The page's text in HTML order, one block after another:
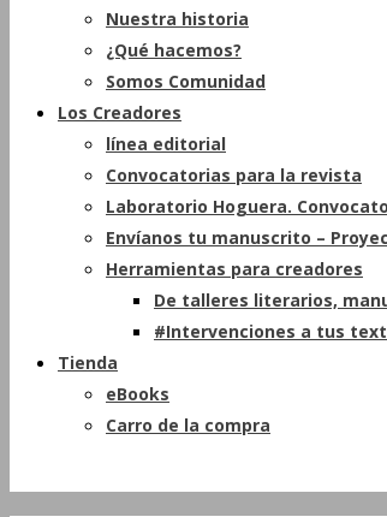
Nuestra historia
¿Qué hacemos?
Somos Comunidad
Los Creadores
línea editorial
Convocatorias para la revista
Laboratorio Hoguera.
Envíanos tu manuscrito –
Herramientas para creadores
De talleres literarios,
#Intervenciones a tus
Tienda
eBooks
Carro de la compra